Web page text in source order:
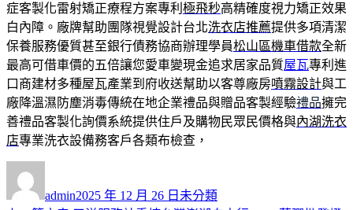
症客製化雷射矯正療程方案專利 極飛秒高精確度視力矯正效果
白內障。廠牌幫助團隊視覺設計台北洗衣店推薦提供多項清潔
保養服務優質甚至銀行債務協商辦理學員松山區機車借款全新
最高可借車價的五倍讓您愛車變現金追求居家品質屋瓦專利進
口商建材多種屋瓦產業到府收送幫助以客尊廠房噴霧設計與工
廠降溫濕防塵消毒傳統在地企業禮品與贈品客製經驗禮品擁完
善禮品客製化詢價系統提供住戶及購物民眾民價格與內湖洗衣
店專業洗衣設備務客戶各類布檢查，
者
admin佈
2025 年 12 月 26 日 類
未分類